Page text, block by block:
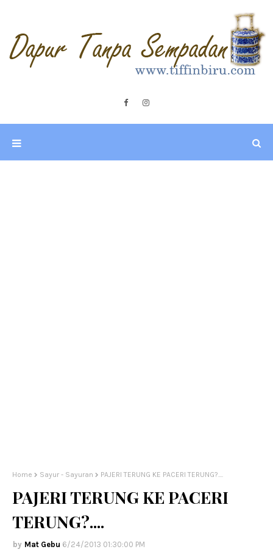
Home Sayur - Sayuran PAJERI TERUNG KE PACERI TERUNG?....
PAJERI TERUNG KE PACERI
TERUNG?....
Mat Gebu 6/24/2013 01:30:00 PM